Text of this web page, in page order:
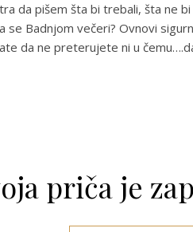
da pišem šta bi trebali, šta ne
se Badnjom večeri? Ovnovi
da ne preterujete ni u
priča je